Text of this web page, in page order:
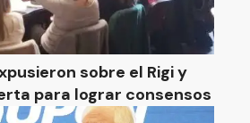
sobre el Rigi y
para lograr consensos